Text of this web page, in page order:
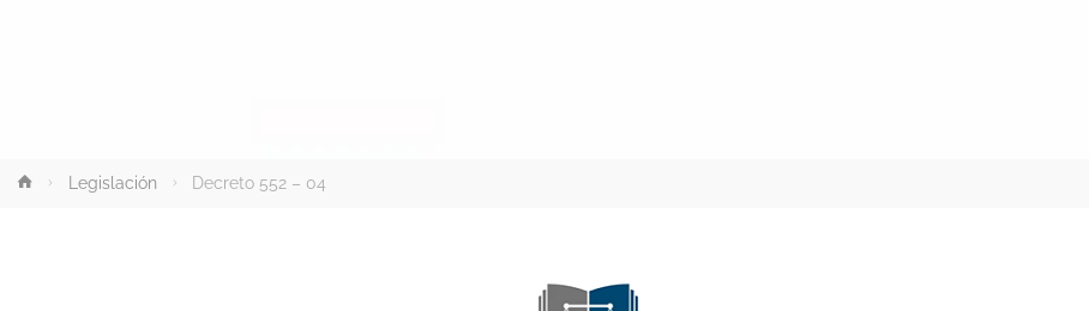
Inicio Legislación Decreto 552 – 04